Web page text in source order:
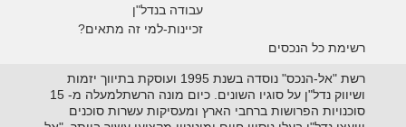
עבודה בנדל"ן
זכיינות-למי זה מתאים?
רשימת כל הנכסים
רשת "אל-הנכס" נוסדה בשנת 1995 ועוסקת בתיווך יזמות
ושיווק נדל"ן על סוגיו השונים. כיום מונה הרשתלמעלה מ- 15
סוכנויות הפרושות ברחבי הארץ ומעסיקות עשרות סוכנים